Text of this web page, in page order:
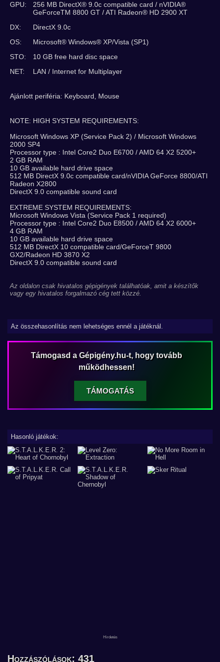
GPU:
256 MB DirectX® 9.0c compatible card / nVIDIA®
GeForceTM 8800 GT / ATI Radeon® HD 2900 XT
DX:
DirectX 9.0c
OS:
Microsoft® Windows® XP/Vista (SP1)
STO:
10 GB free hard disc space
NET:
LAN / Internet for Multiplayer
Ajánlott periféria: Keyboard, Mouse
NOTE: HIGH SYSTEM REQUIREMENTS:
Microsoft Windows XP (Service Pack 2) / Microsoft Windows
2000 SP4
Processor type : Intel Core2 Duo E6700 / AMD 64 X2 5200+
2 GB RAM
10 GB available hard drive space
512 MB DirectX 9.0c compatible card/nVIDIA GeForce 8800/ATI
Radeon X2800
DirectX 9.0 compatible sound card
EXTREME SYSTEM REQUIREMENTS:
Microsoft Windows Vista (Service Pack 1 required)
Processor type : Intel Core2 Duo E8500 / AMD 64 X2 6000+
4 GB RAM
10 GB available hard drive space
512 MB DirectX 10 compatible card/GeForceT 9800
GX2/Radeon HD 3870 X2
DirectX 9.0 compatible sound card
Az oldalon csak hivatalos gépigények találhatóak, amit a készítők
vagy egy hivatalos forgalmazó cég tett közzé.
Az összehasonlítás nem lehetséges ennél a játéknál.
Támogasd a Gépigény.hu-t, hogy tovább
működhessen!
TÁMOGATÁS
Hasonló játékok:
Hozzászólások: 431